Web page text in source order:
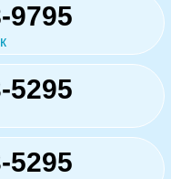
9795
5295
5295